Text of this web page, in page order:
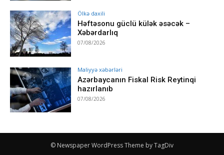
Ölkə daxili
Həftəsonu güclü külək əsəcək –
Xəbərdarlıq
07/08/2026
Maliyyə xəbərləri
Azərbaycanın Fiskal Risk Reytinqi
hazırlanıb
07/08/2026
© Newspaper WordPress Theme by TagDiv